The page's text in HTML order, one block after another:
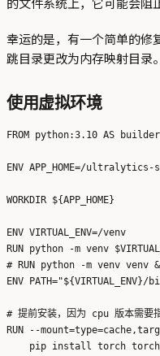
幸运的是，有一个简单的
跳目录更改为内存映射目录。
使用虚拟环境
FROM python:3.10 AS builder
ENV APP_HOME=/
WORKDIR ${APP_HOME}
ENV VIRTUAL_ENV=/venv
RUN python -m venv
# RUN python -m venv venv
ENV PATH="${VIRTUAL_ENV}/
# 提前安装，因为 cpu 版本需
RUN --
pip install torch